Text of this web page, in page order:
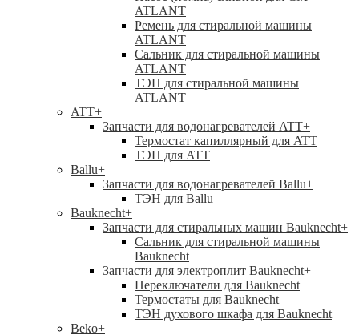
ATLANT
Ремень для стиральной машины
ATLANT
Сальник для стиральной машины
ATLANT
ТЭН для стиральной машины
ATLANT
ATT+
Запчасти для водонагревателей ATT+
Термостат капиллярный для ATT
ТЭН для ATT
Ballu+
Запчасти для водонагревателей Ballu+
ТЭН для Ballu
Bauknecht+
Запчасти для стиральных машин Bauknecht+
Сальник для стиральной машины
Bauknecht
Запчасти для электроплит Bauknecht+
Переключатели для Bauknecht
Термостаты для Bauknecht
ТЭН духового шкафа для Bauknecht
Beko+